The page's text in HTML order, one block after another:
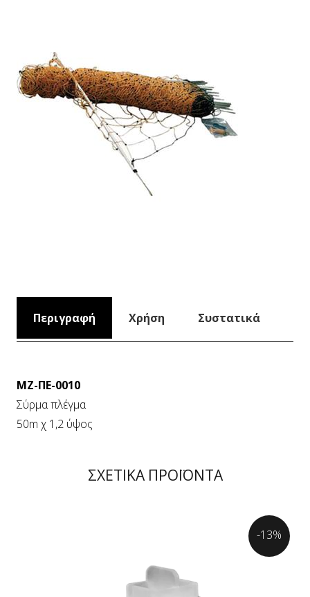
Περιγραφή Χρήση Συστατικά
MZ-ΠΕ-0010
Σύρμα πλέγμα
50m χ 1,2 ύψος
ΣΧΕΤΙΚΑ ΠΡΟΪΟΝΤΑ
-13%